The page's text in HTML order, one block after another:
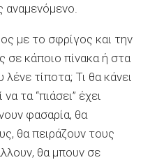
αναμενόμενο.
με το σφρίγος και την
σε κάποιο πίνακα ή στα
τίποτα; Τι θα κάνει
τα “πιάσει” έχει
φασαρία, θα
θα πειράζουν τους
θα μπουν σε